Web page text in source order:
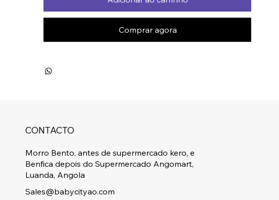
Comprar agora
CONTACTO
Morro Bento, antes de supermercado kero, e
Benfica depois do Supermercado Angomart,
Luanda, Angola
Sales@babycityao.com